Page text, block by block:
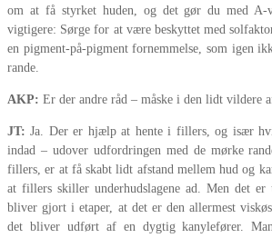
om at få styrket huden, og det gør du med A-
vigtigere: Sørge for at være beskyttet med
en pigment-på-pigment fornemmelse, som igen
rande.
AKP: Er der andre råd – måske i den lidt vildere
JT: Ja. Der er hjælp at hente i fillers, og især
indad – udover udfordringen med de mørke
fillers, er at få skabt lidt afstand mellem hud og
at fillers skiller underhudslagene ad. Men det
bliver gjort i etaper, at det er den allermest
det bliver udført af en dygtig kanylefører.